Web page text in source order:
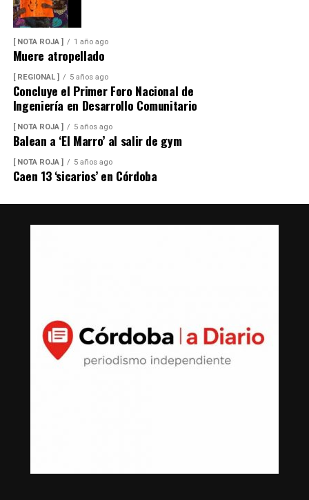
[ NOTA ROJA ] 1 año ago
Muere atropellado
[ REGIONAL ] 5 años ago
Concluye el Primer Foro Nacional de
Ingeniería en Desarrollo Comunitario
[ NOTA ROJA ] 5 años ago
Balean a ‘El Marro’ al salir de gym
[ NOTA ROJA ] 5 años ago
Caen 13 ‘sicarios’ en Córdoba